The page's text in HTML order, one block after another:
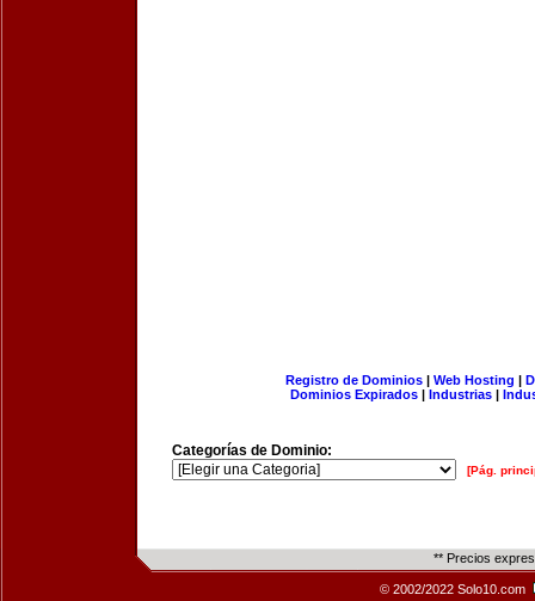
Registro de Dominios| Web Hosting |
Dominios Expirados | Industrias |
Categorías de Dominio:
[Pág.
** Precios
© 2002/2022 Solo10.com